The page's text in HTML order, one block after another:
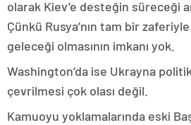
olarak Kiev’e desteğin süreceği
Çünkü Rusya’nın tam bir zaferiyle
geleceği olmasının imkanı yok.
Washington’da ise Ukrayna
çevrilmesi çok olası değil.
Kamuoyu yoklamalarında eski